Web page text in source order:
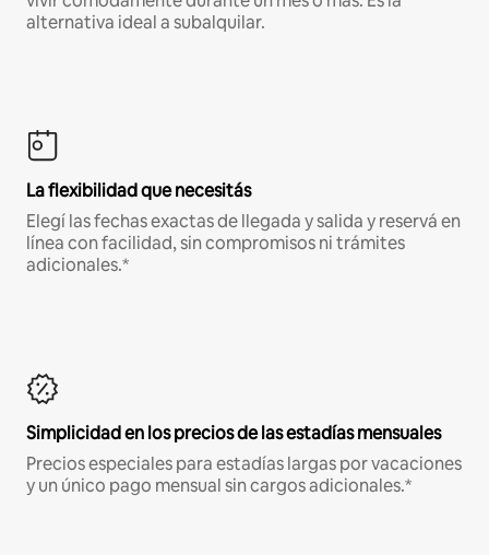
alternativa ideal a subalquilar.
La flexibilidad que necesitás
Elegí las fechas exactas de llegada y salida y reservá en
línea con facilidad, sin compromisos ni trámites
adicionales.*
Simplicidad en los precios de las estadías mensuales
Precios especiales para estadías largas por vacaciones
y un único pago mensual sin cargos adicionales.*